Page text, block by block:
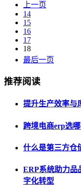
上一页
14
15
16
17
18
最后一页
推荐阅读
提升生产效率与
跨境电商erp选
什么是第三方仓
ERP系统助力品
字化转型